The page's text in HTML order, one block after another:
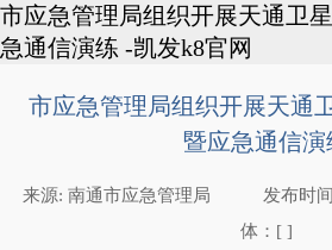
市应急管理局组织开展天通卫
急通信演练 -凯发k8官网
市应急管理局组织开展天通
暨应急通信演
来源: 南通市应急管理局 发布时间
体：[ ]